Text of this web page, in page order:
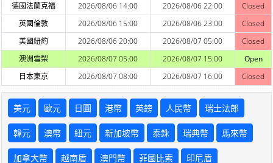
德國法蘭克福 2026/08/06 14:00 2026/08/06 22:00
Closed
英國倫敦
2026/08/06 15:00 2026/08/06 23:00
Closed
美國紐約
2026/08/06 20:00 2026/08/07 05:00
Closed
澳洲雪梨
2026/08/07 05:00 2026/08/07 15:00
Open
日本東京
2026/08/07 08:00 2026/08/07 16:00 Closed
美元 歐元 日圓 港幣 英鎊 人民幣 瑞士法郎
韓元 澳幣 紐元 新加坡幣 泰銖 瑞典幣 馬來幣
加拿大幣 越南盾 澳門幣 菲國比索 印尼盾